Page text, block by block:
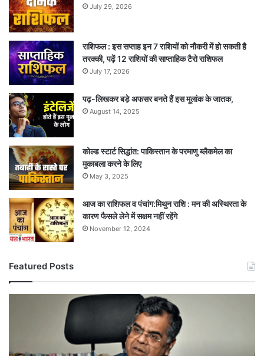
July 29, 2026
राशिफल : इस सप्ताह इन 7 राशियों को नौकरी में हो सकती है
तरक्की, पढ़ें 12 राशियों की साप्ताहिक टैरो राशिफल
July 17, 2026
पढ़-लिखकर बड़े अफसर बनते हैं इस मूलांक के जातक,
August 14, 2025
कोल्ड स्टार्ट सिद्धांत: पाकिस्तान के परमाणु ब्लैकमेल का
मुकाबला करने के लिए
May 3, 2025
आज का राशिफल व पंचांग:मिथुन राशि : मन की अस्थिरता के
कारण फैसले लेने में सक्षम नहीं रहेंगे
November 12, 2024
Featured Posts